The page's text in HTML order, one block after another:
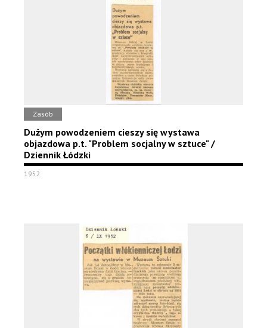
Zasób
Dużym powodzeniem cieszy się wystawa
objazdowa p.t. "Problem socjalny w sztuce" /
Dziennik Łódzki
1952